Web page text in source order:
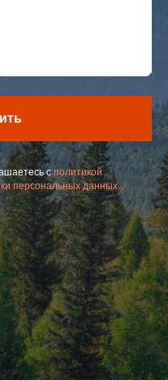
с политикой
персональных данных..